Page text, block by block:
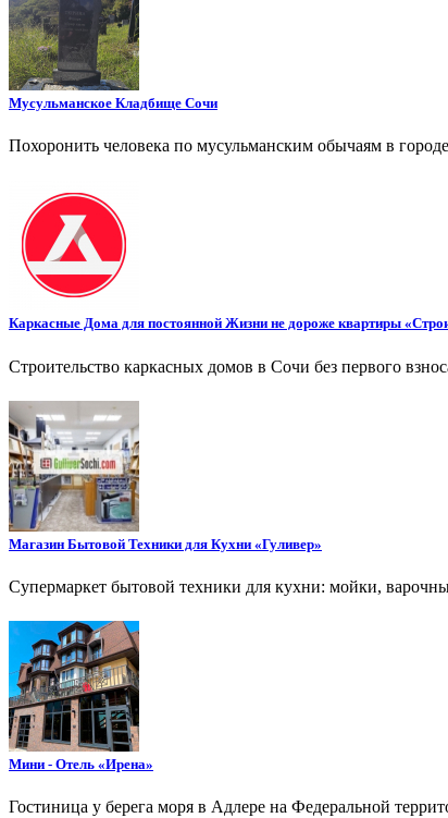
Мусульманское Кладбище Сочи
Похоронить человека по мусульманским обычаям в
Каркасные Дома для постоянной Жизни не дороже квартиры
Строительство каркасных домов в Сочи без первого
Магазин Бытовой Техники для Кухни «Гуливер»
Супермаркет бытовой техники для кухни: мойки,
Мини - Отель «Ирена»
Гостиница у берега моря в Адлере на Федеральной